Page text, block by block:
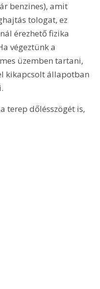
benzines), amit
tologat, ez
érezhető fizika
végeztünk a
üzemben tartani,
kikapcsolt állapotban